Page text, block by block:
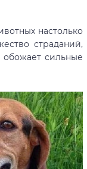
настолько
страданий,
сильные